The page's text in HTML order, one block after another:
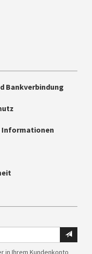
Bankverbindung
Informationen
in Ihrem Kundenkonto